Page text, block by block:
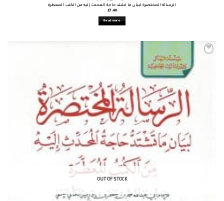
الرسالة المختصرة لبيان ما تشتد حاجة المحدث إليه من الكتب المعطرة
£7.40
Read more
OUT OF STOCK